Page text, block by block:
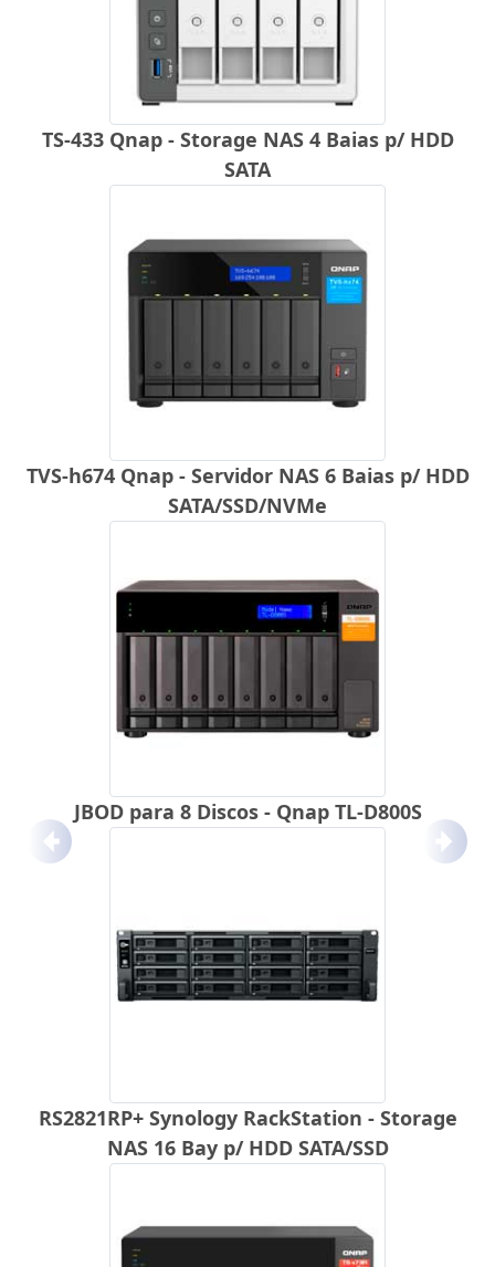
TS-433 Qnap - Storage NAS 4 Baias p/ HDD
SATA
TVS-h674 Qnap - Servidor NAS 6 Baias p/ HDD
SATA/SSD/NVMe
JBOD para 8 Discos - Qnap TL-D800S
RS2821RP+ Synology RackStation - Storage
NAS 16 Bay p/ HDD SATA/SSD
Anterior